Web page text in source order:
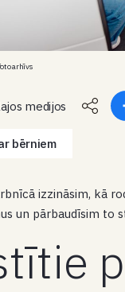
arhīvs
medijos
bērniem
izzināsim, kā
un pārbaudīsim to